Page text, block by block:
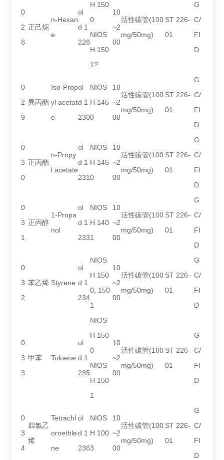
0
2
8
正己烷
n-Hexan
e
ol
d 1
228
H 150
0
NIOS
H 150
1?
10
~2
00
活性碳管(100
mg/50mg)
ST 226-
01
G
C/
FI
D
0
2
9
異丙酯
Iso-Prop
yl acetat
e
ol
d 1
230
NIOS
H 145
0
10
~2
00
活性碳管(100
mg/50mg)
ST 226-
01
G
C/
FI
D
0
3
0
正丙酯
n-Propy
l acetate
ol
d 1
231
NIOS
H 145
0
10
~2
00
活性碳管(100
mg/50mg)
ST 226-
01
G
C/
FI
D
0
3
1
正丙醇
1-Propa
nol
ol
d 1
233
NIOS
H 140
1
10
~2
00
活性碳管(100
mg/50mg)
ST 226-
01
G
C/
FI
D
0
3
2
苯乙烯 Styrene
ol
d 1
234
NIOS
H 150
0, 150
1
10
~2
00
活性碳管(100
mg/50mg)
ST 226-
01
G
C/
FI
D
0
3
3
甲苯 Toluene
ol
d 1
235
NIOS
H 150
0
NIOS
H 150
1
10
~2
00
活性碳管(100
mg/50mg)
ST 226-
01
G
C/
FI
D
0
3
4
四氯乙
烯
Tetrachl
oroethle
ne
ol
d 1
236
NIOS
H 100
3
10
~2
00
活性碳管(100
mg/50mg)
ST 226-
01
G
C/
FI
D